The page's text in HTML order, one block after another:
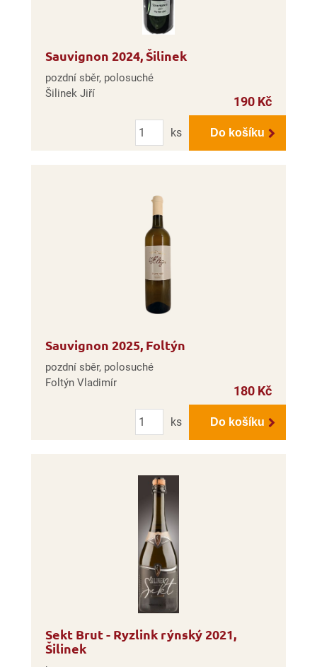
Sauvignon 2024, Šilinek
pozdní sběr, polosuché
Šilinek Jiří
190 Kč
Počet
ks
Do košíku
Sauvignon 2025, Foltýn
pozdní sběr, polosuché
Foltýn Vladimír
180 Kč
Počet
ks
Do košíku
Sekt Brut - Ryzlink rýnský 2021,
Šilinek